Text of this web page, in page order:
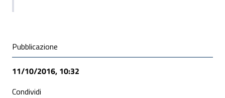
Condivisione social
Pubblicazione
11/10/2016, 10:32
Condividi